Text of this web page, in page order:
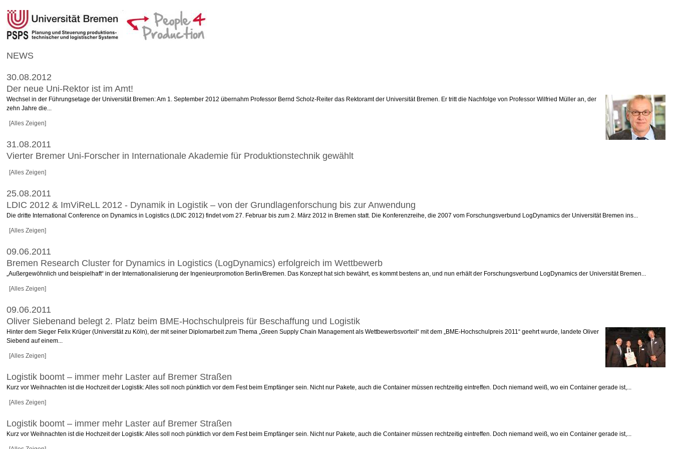
NEWS
30.08.2012
Der neue Uni-Rektor ist im Amt!
Wechsel in der Führungsetage der Universität Bremen: Am 1. September 2012 übernahm Professor Bernd Scholz-Reiter das Rektoramt der Universität Bremen. Er tritt die Nachfolge von Professor Wilfried Müller an, der
zehn Jahre die...
[Alles Zeigen]
31.08.2011
Vierter Bremer Uni-Forscher in Internationale Akademie für Produktionstechnik gewählt
[Alles Zeigen]
25.08.2011
LDIC 2012 & ImViReLL 2012 - Dynamik in Logistik – von der Grundlagenforschung bis zur Anwendung
Die dritte International Conference on Dynamics in Logistics (LDIC 2012) findet vom 27. Februar bis zum 2. März 2012 in Bremen statt. Die Konferenzreihe, die 2007 vom Forschungsverbund LogDynamics der Universität Bremen ins...
[Alles Zeigen]
09.06.2011
Bremen Research Cluster for Dynamics in Logistics (LogDynamics) erfolgreich im Wettbewerb
„Außergewöhnlich und beispielhaft“ in der Internationalisierung der Ingenieurpromotion Berlin/Bremen. Das Konzept hat sich bewährt, es kommt bestens an, und nun erhält der Forschungsverbund LogDynamics der Universität Bremen...
[Alles Zeigen]
09.06.2011
Oliver Siebenand belegt 2. Platz beim BME-Hochschulpreis für Beschaffung und Logistik
Hinter dem Sieger Felix Krüger (Universität zu Köln), der mit seiner Diplomarbeit zum Thema „Green Supply Chain Management als Wettbewerbsvorteil“ mit dem „BME-Hochschulpreis 2011“ geehrt wurde, landete Oliver
Siebend auf einem...
[Alles Zeigen]
Logistik boomt – immer mehr Laster auf Bremer Straßen
Kurz vor Weihnachten ist die Hochzeit der Logistik: Alles soll noch pünktlich vor dem Fest beim Empfänger sein. Nicht nur Pakete, auch die Container müssen rechtzeitig eintreffen. Doch niemand weiß, wo ein Container gerade ist,...
[Alles Zeigen]
Logistik boomt – immer mehr Laster auf Bremer Straßen
Kurz vor Weihnachten ist die Hochzeit der Logistik: Alles soll noch pünktlich vor dem Fest beim Empfänger sein. Nicht nur Pakete, auch die Container müssen rechtzeitig eintreffen. Doch niemand weiß, wo ein Container gerade ist,...